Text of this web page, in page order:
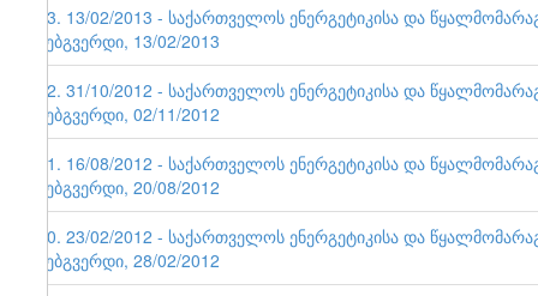
53. 13/02/2013 - საქართველოს ენერგეტიკისა და
ვებგვერდი, 13/02/2013
52. 31/10/2012 - საქართველოს ენერგეტიკისა და
ვებგვერდი, 02/11/2012
51. 16/08/2012 - საქართველოს ენერგეტიკისა და
ვებგვერდი, 20/08/2012
50. 23/02/2012 - საქართველოს ენერგეტიკისა და
ვებგვერდი, 28/02/2012